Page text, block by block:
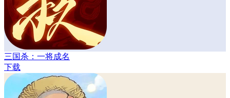
三国杀：一将成名
下载